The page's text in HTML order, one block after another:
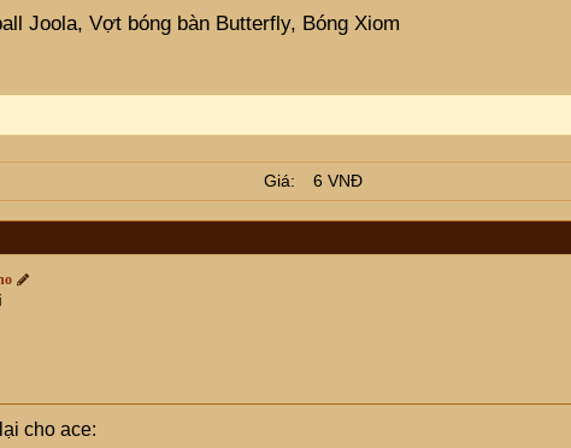
Joola, Vợt bóng bàn Butterfly, Bóng Xiom
Giá 6 VNĐ
cho ace: